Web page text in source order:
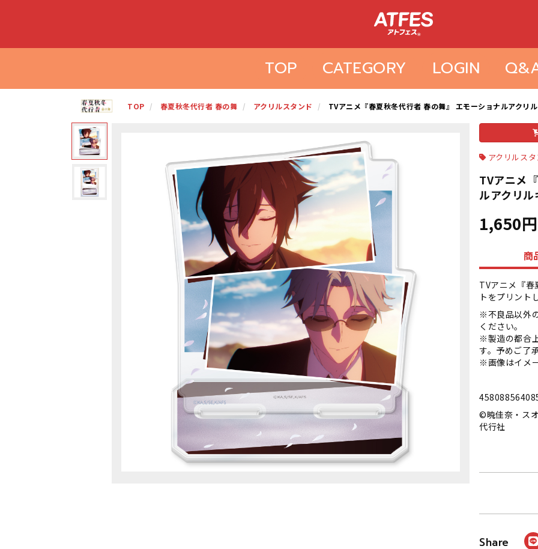
TOP CATEGORY LOGIN
TOP 春夏秋冬代行者 春の舞 アクリルスタンド TVアニメ『春夏秋冬代行者 春の舞』 エモーショナルアクリ
アクリルス
TVアニメ
ルアクリ
1,650円
商
TVアニメ『春
トをプリント
※不良品以外
ください。
※製造の都合
す。予めご了
※画像はイメ
©暁佳奈・ス
代行社